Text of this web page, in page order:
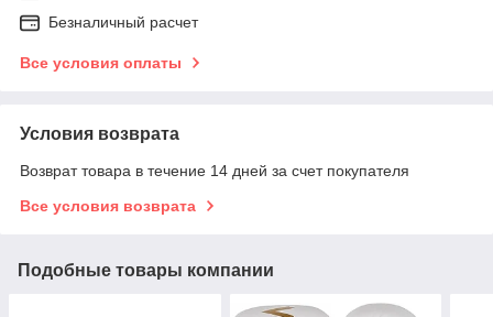
Безналичный расчет
Все условия оплаты
Условия возврата
Возврат товара в течение 14 дней за счет покупателя
Все условия возврата
Подобные товары компании